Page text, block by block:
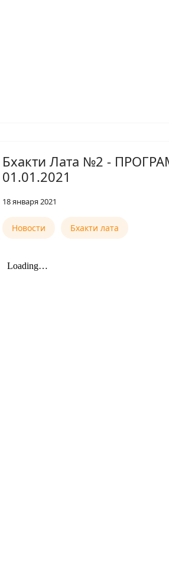
Бхакти Лата №2 -
01.01.2021
18 января 2021
Новости Бхакти лата